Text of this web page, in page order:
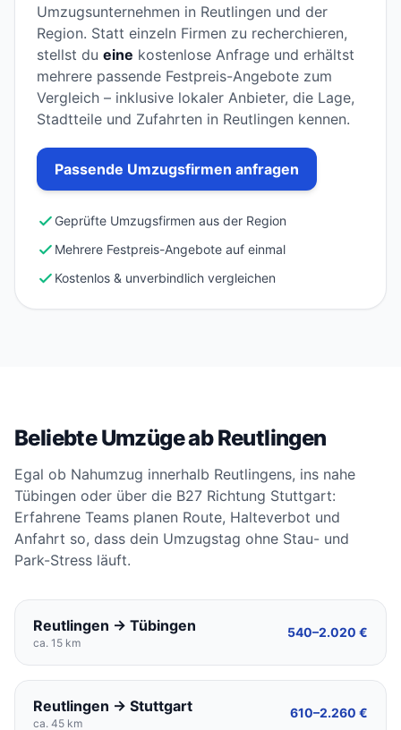
Umzugsunternehmen in Reutlingen und der
Region. Statt einzeln Firmen zu recherchieren,
stellst du eine kostenlose Anfrage und erhältst
mehrere passende Festpreis-Angebote zum
Vergleich – inklusive lokaler Anbieter, die Lage,
Stadtteile und Zufahrten in Reutlingen kennen.
Passende Umzugsfirmen anfragen
Geprüfte Umzugsfirmen aus der Region
Mehrere Festpreis-Angebote auf einmal
Kostenlos & unverbindlich vergleichen
Beliebte Umzüge ab Reutlingen
Egal ob Nahumzug innerhalb Reutlingens, ins nahe
Tübingen oder über die B27 Richtung Stuttgart:
Erfahrene Teams planen Route, Halteverbot und
Anfahrt so, dass dein Umzugstag ohne Stau- und
Park-Stress läuft.
Reutlingen → Tübingen
ca. 15 km
540–2.020 €
Reutlingen → Stuttgart
ca. 45 km
610–2.260 €